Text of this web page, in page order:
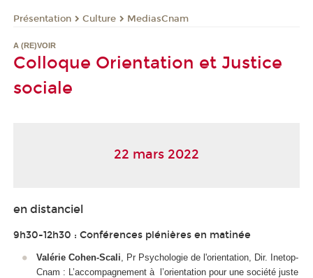
Présentation Culture MediasCnam
A (RE)VOIR
Colloque Orientation et Justice
sociale
22 mars 2022
en distanciel
9h30-12h30 : Conférences plénières en matinée
Valérie Cohen-Scali , Pr Psychologie de l'orientation, Dir. Inetop-
Cnam : L’accompagnement à l’orientation pour une société juste